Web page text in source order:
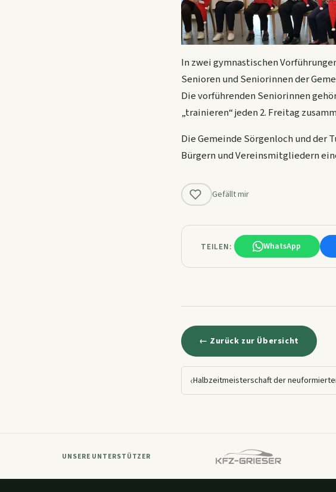
In zwei gymnastischen
Senioren und Seniorinnen der
Die vorführenden Seniorinnen
„trainieren“ jeden 2. Freitag
Die Gemeinde Sörgenloch und der
Bürgern und Vereinsmitgliedern
Gefällt mir
TEILEN: WhatsApp
← Zurück zur Übersicht
‹
UNSERE UNTERSTÜTZER